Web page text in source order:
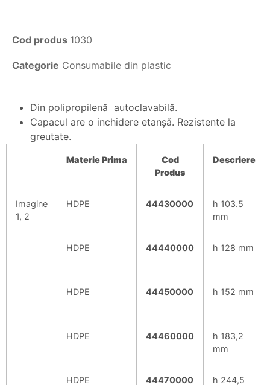
Cod produs 1030
Categorie Consumabile din plastic
Din polipropilenă autoclavabilă.
Capacul are o inchidere etanşă. Rezistente la
greutate.
MateriePrima
Cod
Produs
Descriere
Imagine
1, 2
HDPE 44430000
h 103.5
mm
HDPE 44440000 h 128 mm
HDPE 44450000 h 152 mm
HDPE 44460000
h 183,2
mm
HDPE 44470000 h 244,5